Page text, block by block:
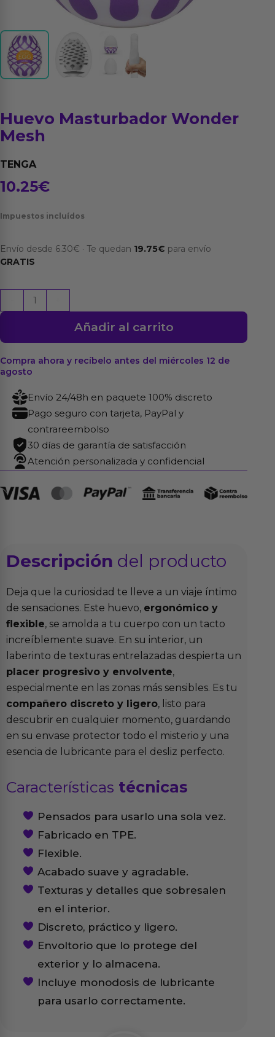
Huevo Masturbador Wonder
Mesh
TENGA
10.25€
Impuestos incluídos
Envío desde 6.30€ · Te quedan 19.75€ para envío
GRATIS
Masturbador
Mesh
cantidad
Añadir al carrito
Compra ahora y recíbelo antes del miércoles 12 de
agosto
Envío 24/48h en paquete 100% discreto
Pago seguro con tarjeta, PayPal y
contrareembolso
30 días de garantía de satisfacción
Atención personalizada y confidencial
Descripción del producto
Deja que la curiosidad te lleve a un viaje íntimo
de sensaciones. Este huevo, ergonómico y
flexible, se amolda a tu cuerpo con un tacto
increíblemente suave. En su interior, un
laberinto de texturas entrelazadas despierta un
placer progresivo y envolvente,
especialmente en las zonas más sensibles. Es tu
compañero discreto y ligero, listo para
descubrir en cualquier momento, guardando
en su envase protector todo el misterio y una
esencia de lubricante para el desliz perfecto.
Características técnicas
Pensados para usarlo una sola vez.
Fabricado en TPE.
Flexible.
Acabado suave y agradable.
Texturas y detalles que sobresalen
en el interior.
Discreto, práctico y ligero.
Envoltorio que lo protege del
exterior y lo almacena.
Incluye monodosis de lubricante
para usarlo correctamente.